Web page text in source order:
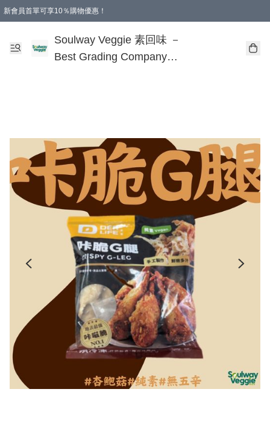
新會員首單可享10％購物優惠！
本地購滿$499即享免運費 - 全程選用順豐溫控速遞服務
購物滿 HKD 250.00 即減 HKD 30.00 運費！（適用於 特定的送貨方式 )
Soulway Veggie 素回味 －
Best Grading Company